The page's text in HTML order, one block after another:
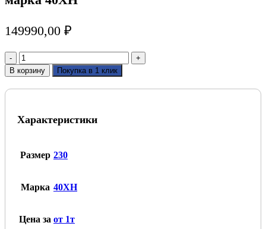
149990,00 ₽
Количество
товара
Сталь
горячекатаная
230,
В корзину Покупка в 1 клик
Характеристики
Размер 230
Марка 40ХН
Цена за от 1т